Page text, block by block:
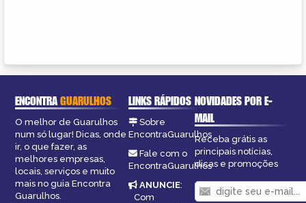
ENCONTRAGUARULHOS
O melhor de Guarulhos
num só lugar! Dicas, onde
ir, o que fazer, as
melhores empresas,
locais, serviços e muito
mais no guia Encontra
Guarulhos.
LINKS RÁPIDOS
Sobre
EncontraGuarulhos
Fale com o
EncontraGuarulhos
ANUNCIE:
Com
NOVIDADES POR E-
MAIL
Receba grátis as
principais notícias,
dicas e promoções